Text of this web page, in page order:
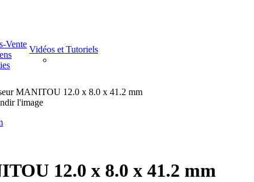
Vente
Vidéos et Tutoriels
MANITOU 12.0 x 8.0 x 41.2 mm
l'image
12.0 x 8.0 x 41.2 mm